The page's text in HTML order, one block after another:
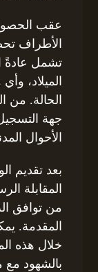
عقب
الأطراف
تشمل عادةً
الميلاد،
الحالة. من
جهة
الأحوال
بعد تقديم
المقابلة
من توافق
المقدمة.
خلال هذه
بالشهود مع